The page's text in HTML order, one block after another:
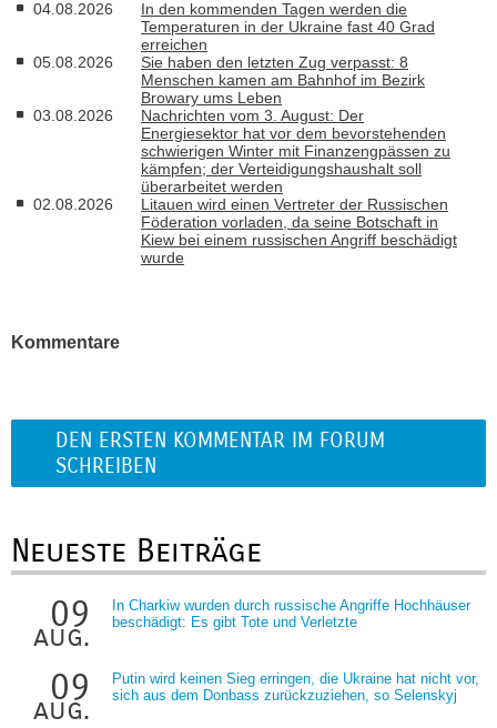
04.08.2026
In den kommenden Tagen werden die
Temperaturen in der Ukraine fast 40 Grad
erreichen
05.08.2026
Sie haben den letzten Zug verpasst: 8
Menschen kamen am Bahnhof im Bezirk
Browary ums Leben
03.08.2026
Nachrichten vom 3. August: Der
Energiesektor hat vor dem bevorstehenden
schwierigen Winter mit Finanzengpässen zu
kämpfen; der Verteidigungshaushalt soll
überarbeitet werden
02.08.2026
Litauen wird einen Vertreter der Russischen
Föderation vorladen, da seine Botschaft in
Kiew bei einem russischen Angriff beschädigt
wurde
Kommentare
DEN ERSTEN KOMMENTAR IM FORUM
SCHREIBEN
Neueste Beiträge
09
aug.
In Charkiw wurden durch russische Angriffe Hochhäuser
beschädigt: Es gibt Tote und Verletzte
09
aug.
Putin wird keinen Sieg erringen, die Ukraine hat nicht vor,
sich aus dem Donbass zurückzuziehen, so Selenskyj